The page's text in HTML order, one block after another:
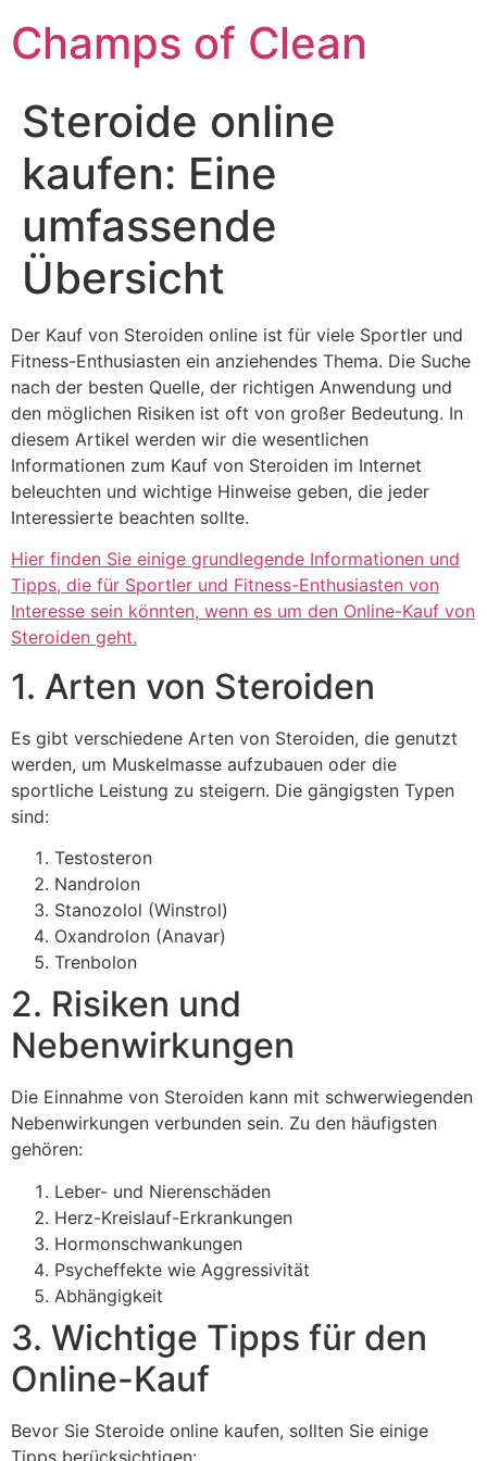
Champs of Clean
Steroide online
kaufen: Eine
umfassende
Übersicht
Der Kauf von Steroiden online ist für viele Sportler und
Fitness-Enthusiasten ein anziehendes Thema. Die Suche
nach der besten Quelle, der richtigen Anwendung und
den möglichen Risiken ist oft von großer Bedeutung. In
diesem Artikel werden wir die wesentlichen
Informationen zum Kauf von Steroiden im Internet
beleuchten und wichtige Hinweise geben, die jeder
Interessierte beachten sollte.
Hier finden Sie einige grundlegende Informationen und
Tipps, die für Sportler und Fitness-Enthusiasten von
Interesse sein könnten, wenn es um den Online-Kauf von
Steroiden geht.
1. Arten von Steroiden
Es gibt verschiedene Arten von Steroiden, die genutzt
werden, um Muskelmasse aufzubauen oder die
sportliche Leistung zu steigern. Die gängigsten Typen
sind:
Testosteron
Nandrolon
Stanozolol (Winstrol)
Oxandrolon (Anavar)
Trenbolon
2. Risiken und
Nebenwirkungen
Die Einnahme von Steroiden kann mit schwerwiegenden
Nebenwirkungen verbunden sein. Zu den häufigsten
gehören:
Leber- und Nierenschäden
Herz-Kreislauf-Erkrankungen
Hormonschwankungen
Psycheffekte wie Aggressivität
Abhängigkeit
3. Wichtige Tipps für den
Online-Kauf
Bevor Sie Steroide online kaufen, sollten Sie einige
Tipps berücksichtigen: